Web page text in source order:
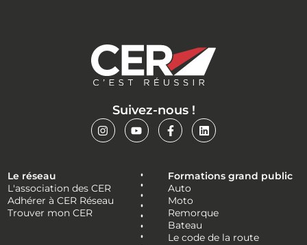
Suivez-nous !
Le réseau
L'association des CER
Adhérer à CER Réseau
Trouver mon CER
Formations grand public
Auto
Moto
Remorque
Bateau
Le code de la route